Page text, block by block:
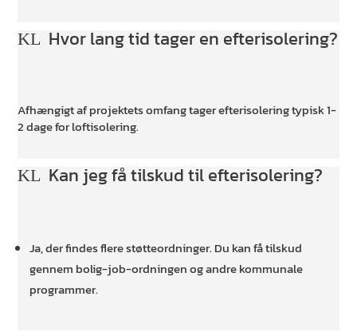
KL Hvor lang tid tager en efterisolering?
Afhængigt af projektets omfang tager efterisolering typisk 1-
2 dage for loftisolering.
KL Kan jeg få tilskud til efterisolering?
Ja, der findes flere støtteordninger. Du kan få tilskud
gennem bolig-job-ordningen og andre kommunale
programmer.